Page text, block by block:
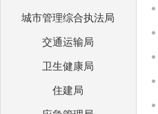
城市管理综合执法局
交通运输局
卫生健康局
住建局